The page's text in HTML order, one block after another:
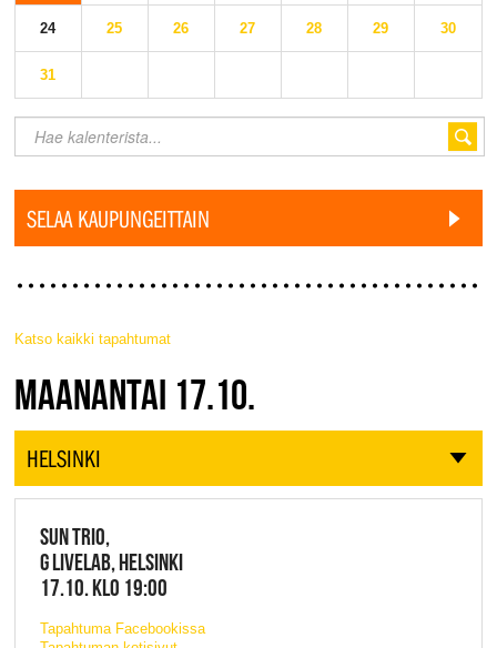
24 25 26 27 28 29 30
31
SELAA KAUPUNGEITTAIN
Katso kaikki tapahtumat
JAZZ FINLAND LIVE
MAANANTAI 17.10.
HELSINKI
SUN TRIO,
G LIVELAB, HELSINKI
17.10. KLO 19:00
Tapahtuma Facebookissa